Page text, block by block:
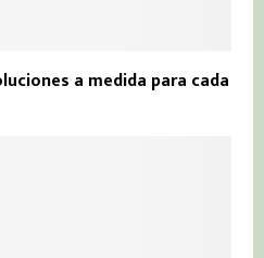
a medida para cada